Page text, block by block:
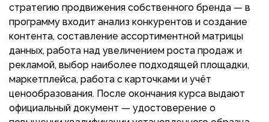
стратегию продвижения собственного бренда — в
программу входит анализ конкурентов и создание
контента, составление ассортиментной матрицы
данных, работа над увеличением роста продаж и
рекламой, выбор наиболее подходящей площадки,
маркетплейса, работа с карточками и учёт
ценообразования. После окончания курса выдают
официальный документ — удостоверение о